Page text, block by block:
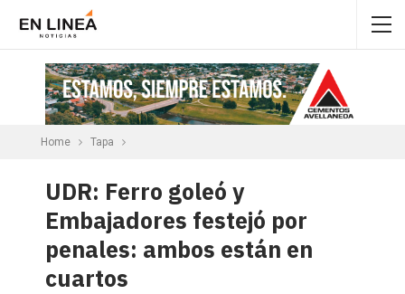
Home Tapa
UDR: Ferro goleó y
Embajadores festejó por
penales: ambos están en
cuartos